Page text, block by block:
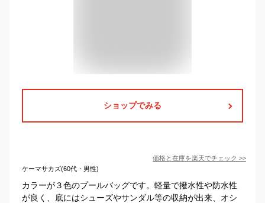
ショップでみる
価格と在庫を楽天でチェック >>
ケーマサカズ(60代・男性)
カラーが３色のプールバッグです。軽量で撥水性や防水性
が良く、底にはシューズやサンダル等の収納が出来、オシ